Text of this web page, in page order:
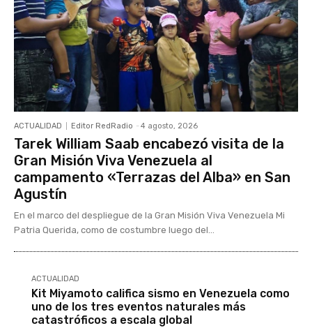
ACTUALIDAD Editor RedRadio - 4 agosto, 2026
Tarek William Saab encabezó visita de la
Gran Misión Viva Venezuela al
campamento «Terrazas del Alba» en San
Agustín
En el marco del despliegue de la Gran Misión Viva Venezuela Mi
Patria Querida, como de costumbre luego del...
ACTUALIDAD
Kit Miyamoto califica sismo en Venezuela como
uno de los tres eventos naturales más
catastróficos a escala global